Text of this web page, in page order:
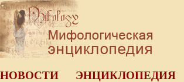
НОВОСТИ ЭНЦИКЛОПЕДИЯ